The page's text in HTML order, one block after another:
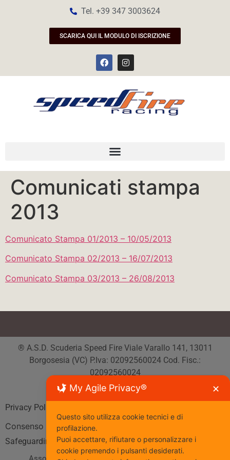
Tel. +39 347 3003624
SCARICA QUI IL MODULO DI ISCRIZIONE
Comunicati stampa
2013
Comunicato Stampa 01/2013 – 10/05/2013
Comunicato Stampa 02/2013 – 16/07/2013
Comunicato Stampa 03/2013 – 26/08/2013
® A.S.D. Scuderia Speed Fire Viale Varallo 141, 13011
Borgosesia (VC) P.Iva: 02092560024 Cod. Fisc.:
02092560024
Tutti i diritti riservati
Privacy Policy
Consenso
Safeguarding
My Agile Privacy® ✕
Questo sito utilizza cookie tecnici e di
profilazione.
Puoi accettare, rifiutare o personalizzare i
cookie premendo i pulsanti desiderati.